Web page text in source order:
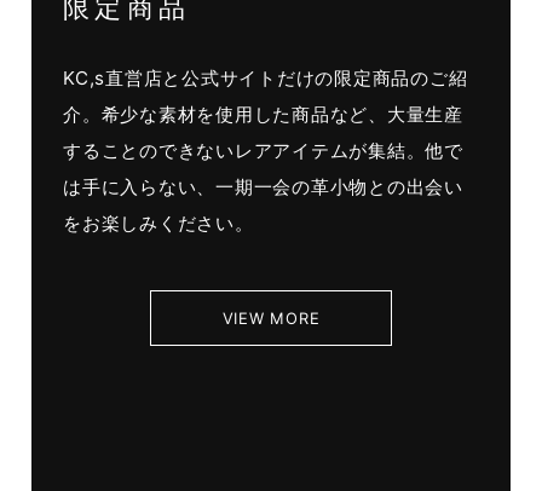
限定商品
KC,s直営店と公式サイトだけの限定商品のご紹
介。希少な素材を使用した商品など、大量生産
することのできないレアアイテムが集結。他で
は手に入らない、一期一会の革小物との出会い
をお楽しみください。
VIEW MORE